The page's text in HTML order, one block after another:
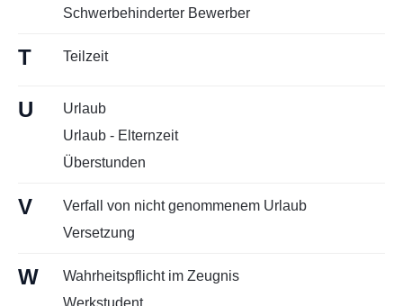
Schwerbehinderter Bewerber
T Teilzeit
U
Urlaub
Urlaub - Elternzeit
Überstunden
V
Verfall von nicht genommenem Urlaub
Versetzung
W
Wahrheitspflicht im Zeugnis
Werkstudent